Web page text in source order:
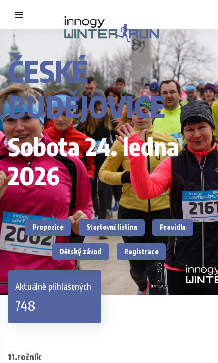
ČESKÉ
BUDĚJOVICE
Sobota 24. ledna
2026
Propozice Startovní listina Pravidla
Dětský závod Registrace
Aktuálně přihlášených
748
11.ročník